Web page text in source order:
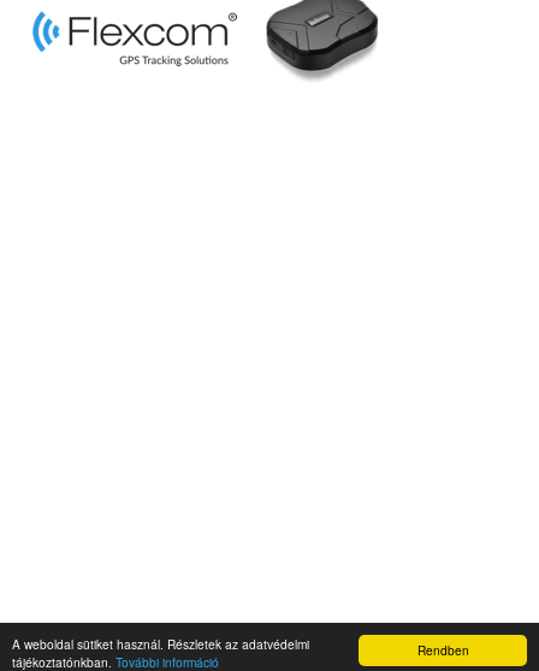
Rendben
A weboldal sütiket használ. Részletek az adatvédelmi
tájékoztatónkban. További információNapidroid.hu 2019